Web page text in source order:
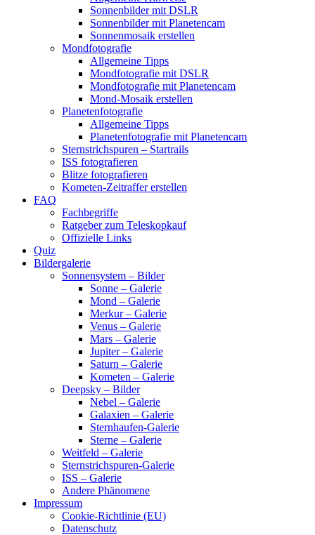
Sonnenbilder mit DSLR
Sonnenbilder mit Planetencam
Sonnenmosaik erstellen
Mondfotografie
Allgemeine Tipps
Mondfotografie mit DSLR
Mondfotografie mit Planetencam
Mond-Mosaik erstellen
Planetenfotografie
Allgemeine Tipps
Planetenfotografie mit Planetencam
Sternstrichspuren – Startrails
ISS fotografieren
Blitze fotografieren
Kometen-Zeitraffer erstellen
FAQ
Fachbegriffe
Ratgeber zum Teleskopkauf
Offizielle Links
Quiz
Bildergalerie
Sonnensystem – Bilder
Sonne – Galerie
Mond – Galerie
Merkur – Galerie
Venus – Galerie
Mars – Galerie
Jupiter – Galerie
Saturn – Galerie
Kometen – Galerie
Deepsky – Bilder
Nebel – Galerie
Galaxien – Galerie
Sternhaufen-Galerie
Sterne – Galerie
Weitfeld – Galerie
Sternstrichspuren-Galerie
ISS – Galerie
Andere Phänomene
Impressum
Cookie-Richtlinie (EU)
Datenschutz